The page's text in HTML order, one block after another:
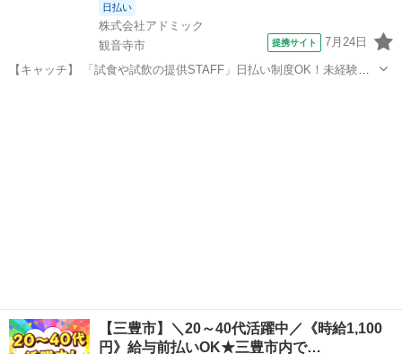
日払い
株式会社アドミック
観音寺市
提携サイト 7月24日
【キャッチ】 「試食や試飲の提供STAFF」日払い制度OK！未経験歓
【三豊市】＼20～40代活躍中／《時給1,100
円》給与前払いOK★三豊市内で…